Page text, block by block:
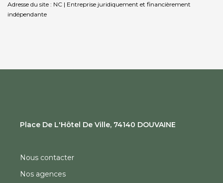
Adresse du site : NC | Entreprise juridiquement et financièrement
indépendante
Place De L'Hôtel De Ville, 74140 DOUVAINE
Nous contacter
Nos agences